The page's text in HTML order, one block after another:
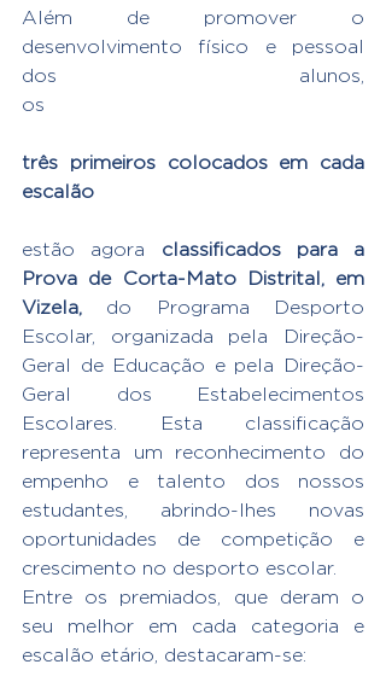
Além de promover o
desenvolvimento físico e pessoal
dos alunos,
os
três primeiros colocados em cada
escalão
estão agora classificados para a
Prova de Corta-Mato Distrital, em
Vizela, do Programa Desporto
Escolar, organizada pela Direção-
Geral de Educação e pela Direção-
Geral dos Estabelecimentos
Escolares. Esta classificação
representa um reconhecimento do
empenho e talento dos nossos
estudantes, abrindo-lhes novas
oportunidades de competição e
crescimento no desporto escolar.
Entre os premiados, que deram o
seu melhor em cada categoria e
escalão etário, destacaram-se: